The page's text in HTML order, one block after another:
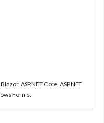
ASP.NET Core, ASP.NET
Forms.